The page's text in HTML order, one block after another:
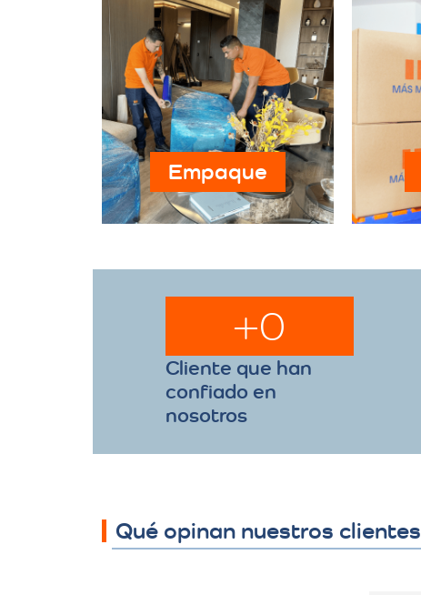
Empaque
Cliente que han
confiado en
nosotros
+0
Qué opinan nuestros clientes